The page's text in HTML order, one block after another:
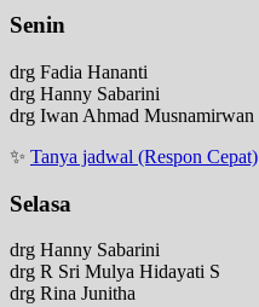
Senin
drg Fadia Hananti
drg Hanny Sabarini
drg Iwan Ahmad Musnamirwan
✨ Tanya jadwal (Respon Cepat)
Selasa
drg Hanny Sabarini
drg R Sri Mulya Hidayati S
drg Rina Junitha